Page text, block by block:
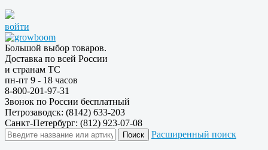
войти
Большой выбор товаров.
Доставка по всей России
и странам ТС
пн-пт 9 - 18 часов
8-800-201-97-31
Звонок по России бесплатный
Петрозаводск: (8142) 633-203
Санкт-Петербург: (812) 923-07-08
Расширенный поиск